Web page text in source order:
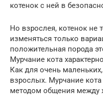
котенок с ней в
Но взрослея, котенок не
изменяться только
положительная порода
Мурчание кота
Как для очень
взрослых. Мурчание
методом общения